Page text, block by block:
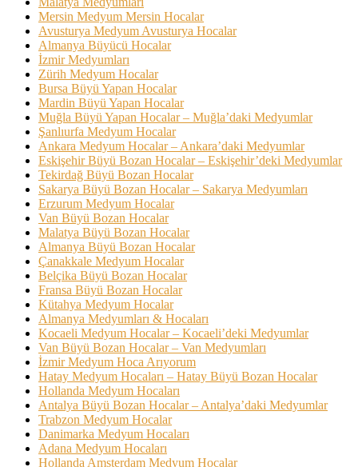
Mersin Medyum Mersin Hocalar
Avusturya Medyum Avusturya Hocalar
Almanya Büyücü Hocalar
İzmir Medyumları
Zürih Medyum Hocalar
Bursa Büyü Yapan Hocalar
Mardin Büyü Yapan Hocalar
Muğla Büyü Yapan Hocalar – Muğla’daki Medyumlar
Şanlıurfa Medyum Hocalar
Ankara Medyum Hocalar – Ankara’daki Medyumlar
Eskişehir Büyü Bozan Hocalar – Eskişehir’deki Medyumlar
Tekirdağ Büyü Bozan Hocalar
Sakarya Büyü Bozan Hocalar – Sakarya Medyumları
Erzurum Medyum Hocalar
Van Büyü Bozan Hocalar
Malatya Büyü Bozan Hocalar
Almanya Büyü Bozan Hocalar
Çanakkale Medyum Hocalar
Belçika Büyü Bozan Hocalar
Fransa Büyü Bozan Hocalar
Kütahya Medyum Hocalar
Almanya Medyumları & Hocaları
Kocaeli Medyum Hocalar – Kocaeli’deki Medyumlar
Van Büyü Bozan Hocalar – Van Medyumları
İzmir Medyum Hoca Arıyorum
Hatay Medyum Hocaları – Hatay Büyü Bozan Hocalar
Hollanda Medyum Hocaları
Antalya Büyü Bozan Hocalar – Antalya’daki Medyumlar
Trabzon Medyum Hocalar
Danimarka Medyum Hocaları
Adana Medyum Hocaları
Hollanda Amsterdam Medyum Hocalar